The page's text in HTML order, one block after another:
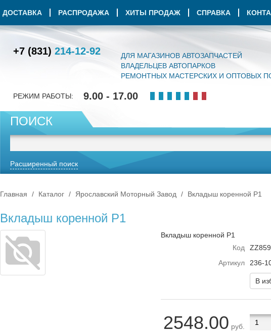
ДОСТАВКА РАСПРОДАЖА ХИТЫ ПРОДАЖ СПРАВКА
+7 (831) 214-12-92
ДЛЯ МАГАЗИНОВ АВТОЗАПЧАСТЕЙ
ВЛАДЕЛЬЦЕВ АВТОПАРКОВ
РЕМОНТНЫХ МАСТЕРСКИХ И ОПТОВЫХ
РЕЖИМ РАБОТЫ:
9.00 - 17.00
ПОИСК
Расширенный поиск
Главная Каталог Ярославский Моторный Завод Вкладыш коренной Р1
Вкладыш коренной Р1
Вкладыш коренной Р1
Код
Артикул
236-
В
2548.00 руб.